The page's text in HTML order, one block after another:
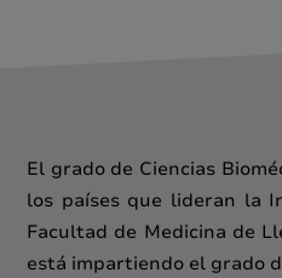
El grado de Ciencias
los países que lideran la
Facultad de Medicina de
está impartiendo el grado